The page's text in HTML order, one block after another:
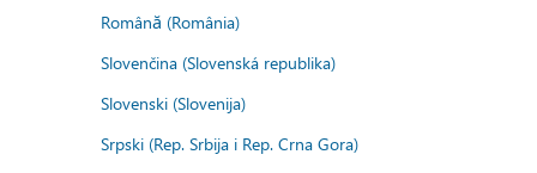
Română (România)
Slovenčina (Slovenská republika)
Slovenski (Slovenija)
Srpski (Rep. Srbija i Rep. Crna Gora)